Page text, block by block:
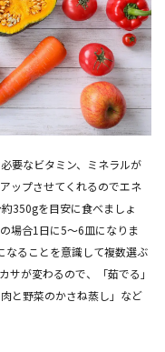
要なビタミン、ミネラルが
ップさせてくれるのでエネ
350gを目安に食べましょ
場合1日に5～6皿になりま
なることを意識して複数選ぶ
サが変わるので、「茹でる」
と野菜のかさね蒸し」など